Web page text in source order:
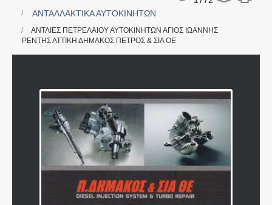
ΑΝΤΑΛΛΑΚΤΙΚΑ ΑΥΤΟΚΙΝΗΤΩΝ
ΑΝΤΛΙΕΣ ΠΕΤΡΕΛΑΙΟΥ ΑΥΤΟΚΙΝΗΤΩΝ ΑΓΙΟΣ ΙΩΑΝΝΗΣ
ΡΕΝΤΗΣ ΑΤΤΙΚΗ ΔΗΜΑΚΟΣ ΠΕΤΡΟΣ & ΣΙΑ ΟΕ